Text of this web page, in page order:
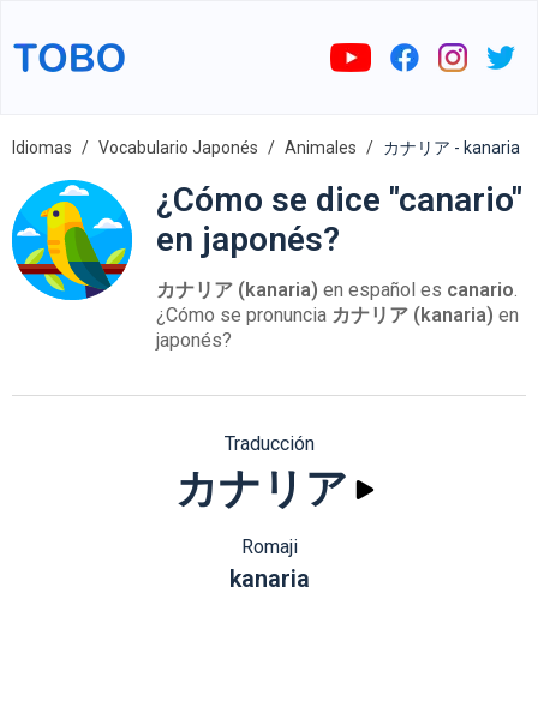
Idiomas Vocabulario Japonés Animales カナリア - kanaria
¿Cómo se dice "canario"
en japonés?
カナリア (kanaria) en español es canario.
¿Cómo se pronuncia カナリア (kanaria) en
japonés?
Traducción
カナリア
Romaji
kanaria